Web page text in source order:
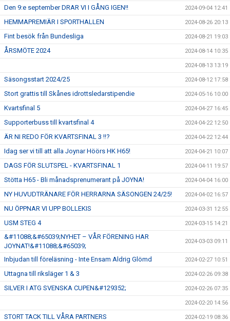
Den 9:e september DRAR VI I GÅNG IGEN!! 2024-09-04 12:41
HEMMAPREMIÄR I SPORTHALLEN 2024-08-26 20:13
Fint besök från Bundesliga 2024-08-21 19:03
ÅRSMÖTE 2024 2024-08-14 10:35
2024-08-13 13:19
Säsongsstart 2024/25 2024-08-12 17:58
Stort grattis till Skånes idrottsledarstipendie 2024-05-16 10:00
Kvartsfinal 5 2024-04-27 16:45
Supporterbuss till kvartsfinal 4 2024-04-22 12:50
ÄR NI REDO FÖR KVARTSFINAL 3 !!? 2024-04-22 12:44
Idag ser vi till att alla Joynar Höörs HK H65! 2024-04-21 10:07
DAGS FÖR SLUTSPEL - KVARTSFINAL 1 2024-04-11 19:57
Stötta H65 - Bli månadsprenumerant på JOYNA! 2024-04-04 16:00
NY HUVUDTRÄNARE FÖR HERRARNA SÄSONGEN 24/25! 2024-04-02 16:57
NU ÖPPNAR VI UPP BOLLEKIS 2024-03-31 12:55
USM STEG 4 2024-03-15 14:21
&#11088;&#65039;NYHET – VÅR FÖRENING HAR
JOYNAT!&#11088;&#65039;
2024-03-03 09:11
Inbjudan till föreläsning - Inte Ensam Aldrig Glömd 2024-02-27 10:51
Uttagna till riksläger 1 & 3 2024-02-26 09:38
SILVER I ATG SVENSKA CUPEN&#129352; 2024-02-26 07:35
2024-02-20 14:56
STORT TACK TILL VÅRA PARTNERS 2024-02-19 08:36